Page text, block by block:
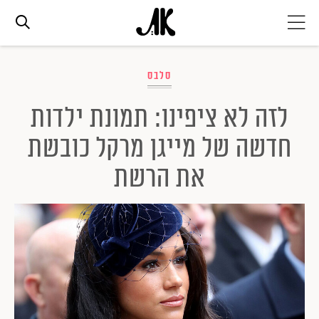
אג׳נדה
אופנה
ביוטי
סלבס
ערוצים נוספים
המגזין
סלבס
לזה לא ציפינו: תמונת ילדות
חדשה של מייגן מרקל כובשת
את הרשת